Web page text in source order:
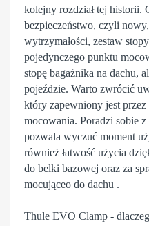
kolejny rozdział tej historii.
bezpieczeństwo, czyli
wytrzymałości, zestaw
pojedynczego punktu
stopę bagażnika na dachu,
pojeździe. Warto zwrócić
który zapewniony jest
mocowania. Poradzi sobie
pozwala wyczuć moment
również łatwość użycia
do belki bazowej oraz za
mocująceo do dachu .
Thule EVO Clamp -